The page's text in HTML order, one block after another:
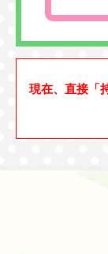
現在、直接「